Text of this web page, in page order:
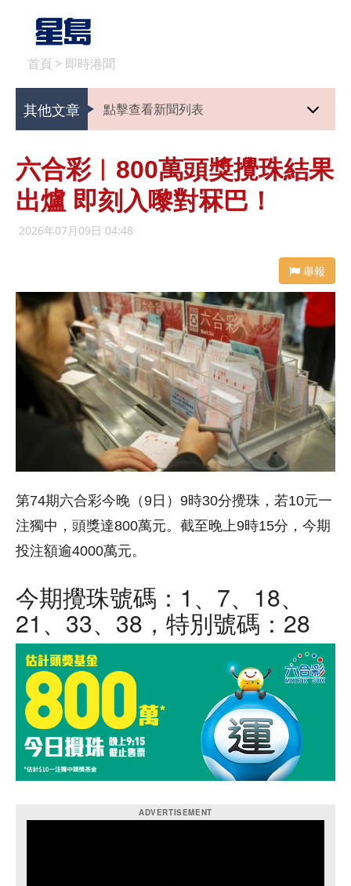
首頁 > 即時港聞
其他文章 點擊查看新聞列表
六合彩︱800萬頭獎攪珠結果
出爐 即刻入嚟對冧巴！
2026年07月09日 04:48
舉報
第74期六合彩今晚（9日）9時30分攪珠，若10元一
注獨中，頭獎達800萬元。截至晚上9時15分，今期
投注額逾4000萬元。
今期攪珠號碼：1、7、18、
21、33、38，特別號碼：28